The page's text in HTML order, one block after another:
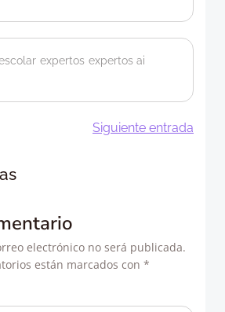
expertos expertos ai
entradas
Siguiente entrada
electrónico no será publicada.
están marcados con *